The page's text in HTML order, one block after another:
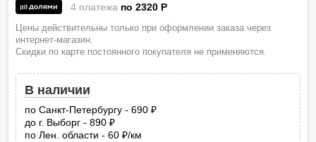
4 платежа по 2320 P
Цены действительны только при оформлении заказа через
интернет-магазин.
Скидки по карте постоянного покупателя не применяются.
В наличии
по Санкт-Петербургу - 690
до г. Выборг - 890
по Лен. области - 60
руб.
/км